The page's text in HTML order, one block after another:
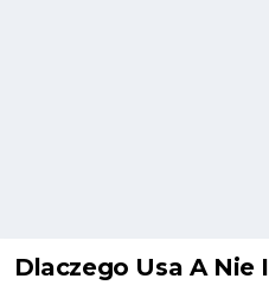
Dlaczego Usa A Nie